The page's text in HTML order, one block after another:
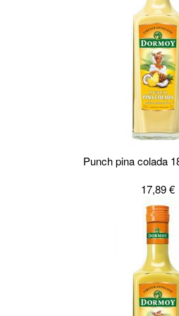
Punch pina colada
17,89 €